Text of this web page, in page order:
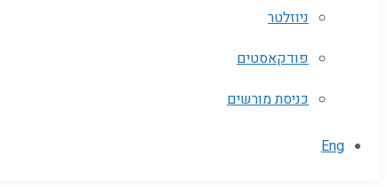
ניוזלטר
פודקאסטים
כניסת מורשים
Eng